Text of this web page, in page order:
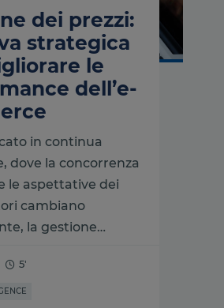
dei prezzi:
strategica
le
dell’e-
in continua
dove la concorrenza
le aspettative dei
cambiano
la gestione…
5'